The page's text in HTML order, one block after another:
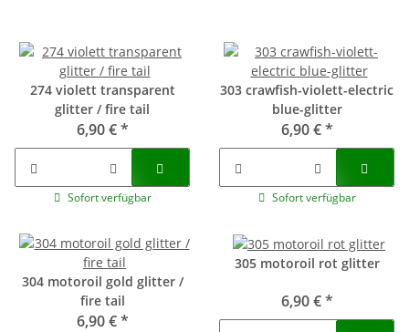
274 violett transparent
glitter / fire tail
6,90 €*
Sofort verfügbar
303 crawfish-violett-electric
blue-glitter
6,90 €*
Sofort verfügbar
304 motoroil gold glitter /
fire tail
6,90 €*
305 motoroil rot glitter
6,90 €*